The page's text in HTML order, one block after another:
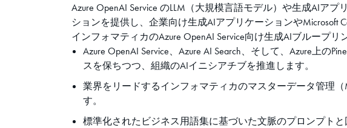
Azure OpenAI Service のLLM（大規模言語モデル）や生成AIア
ションを提供し、企業向け生成AIアプリケーションやMicrosoft
インフォマティカのAzure OpenAI Service向け生成AIブループ
Azure OpenAI Service、Azure AI Search、そして、Azure上
スを保ちつつ、組織のAIイニシアチブを推進します。
業界をリードするインフォマティカのマスターデータ管理
す。
標準化されたビジネス用語集に基づいた文脈のプロンプト